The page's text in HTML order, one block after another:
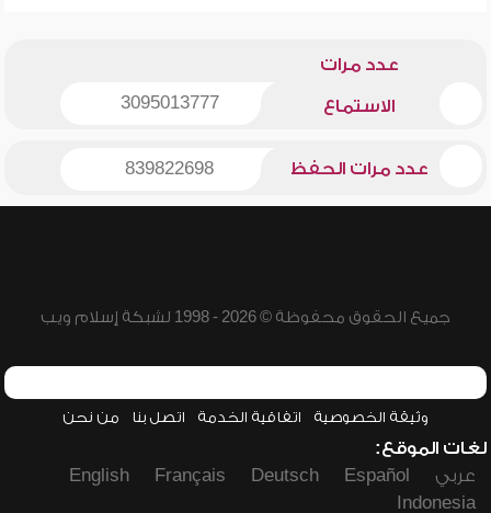
عدد مرات
الاستماع 3095013777
عدد مرات الحفظ 839822698
جميع الحقوق محفوظة © 2026 - 1998 لشبكة إسلام ويب
وثيقة الخصوصية اتفاقية الخدمة اتصل بنا من نحن
لغات الموقع:
عربي
Español
Deutsch
Français
English
Indonesia